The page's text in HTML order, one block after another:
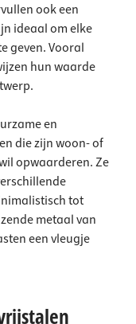
ook een
ideaal om elke
geven. Vooral
hun waarde
en
die zijn woon- of
opwaarderen. Ze
tot
metaal van
een vleugje